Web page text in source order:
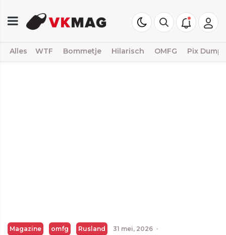
Alles WTF Bommetje Hilarisch OMFG Pix Dump
Magazine omfg Rusland 31 mei, 2026 ·